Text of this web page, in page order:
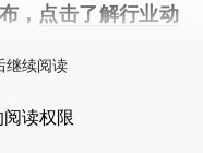
， 点击了解行业动
继续阅读
阅读权限